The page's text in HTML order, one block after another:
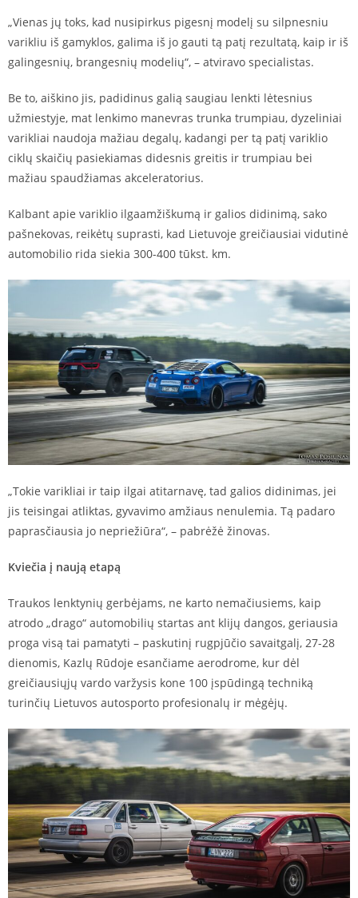
„Vienas jų toks, kad nusipirkus pigesnį modelį su silpnesniu
varikliu iš gamyklos, galima iš jo gauti tą patį rezultatą, kaip ir iš
galingesnių, brangesnių modelių“, – atviravo specialistas.
Be to, aiškino jis, padidinus galią saugiau lenkti lėtesnius
užmiestyje, mat lenkimo manevras trunka trumpiau, dyzeliniai
varikliai naudoja mažiau degalų, kadangi per tą patį variklio
ciklų skaičių pasiekiamas didesnis greitis ir trumpiau bei
mažiau spaudžiamas akceleratorius.
Kalbant apie variklio ilgaamžiškumą ir galios didinimą, sako
pašnekovas, reikėtų suprasti, kad Lietuvoje greičiausiai vidutinė
automobilio rida siekia 300-400 tūkst. km.
„Tokie varikliai ir taip ilgai atitarnavę, tad galios didinimas, jei
jis teisingai atliktas, gyvavimo amžiaus nenulemia. Tą padaro
paprasčiausia jo nepriežiūra“, – pabrėžė žinovas.
Kviečia į naują etapą
Traukos lenktynių gerbėjams, ne karto nemačiusiems, kaip
atrodo „drago“ automobilių startas ant klijų dangos, geriausia
proga visą tai pamatyti – paskutinį rugpjūčio savaitgalį, 27-28
dienomis, Kazlų Rūdoje esančiame aerodrome, kur dėl
greičiausiųjų vardo varžysis kone 100 įspūdingą techniką
turinčių Lietuvos autosporto profesionalų ir mėgėjų.